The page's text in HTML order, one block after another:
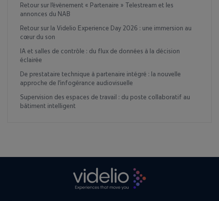
Retour sur l’évènement « Partenaire » Telestream et les
annonces du NAB
Retour sur la Videlio Experience Day 2026 : une immersion au
cœur du son
IA et salles de contrôle : du flux de données à la décision
éclairée
De prestataire technique à partenaire intégré : la nouvelle
approche de l’infogérance audiovisuelle
Supervision des espaces de travail : du poste collaboratif au
bâtiment intelligent